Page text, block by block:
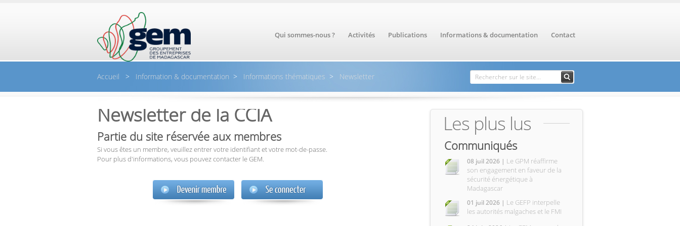
Qui sommes-nous ? Activités Publications Informations & documentation Contact
Accueil > Information & documentation > Informations thématiques > Newsletter Formulaire de
recherche
Rechercher
Newsletter de la CCIA
Partie du site réservée aux membres
Si vous êtes un membre, veuillez entrer votre identifiant et votre mot-de-passe.
Pour plus d'informations, vous pouvez contacter le GEM.
Les plus lus
Communiqués
08 juil 2026 | Le GPM réaffirme
son engagement en faveur de la
sécurité énergétique à
Madagascar
01 juil 2026 | Le GEFP interpelle
les autorités malgaches et le FMI